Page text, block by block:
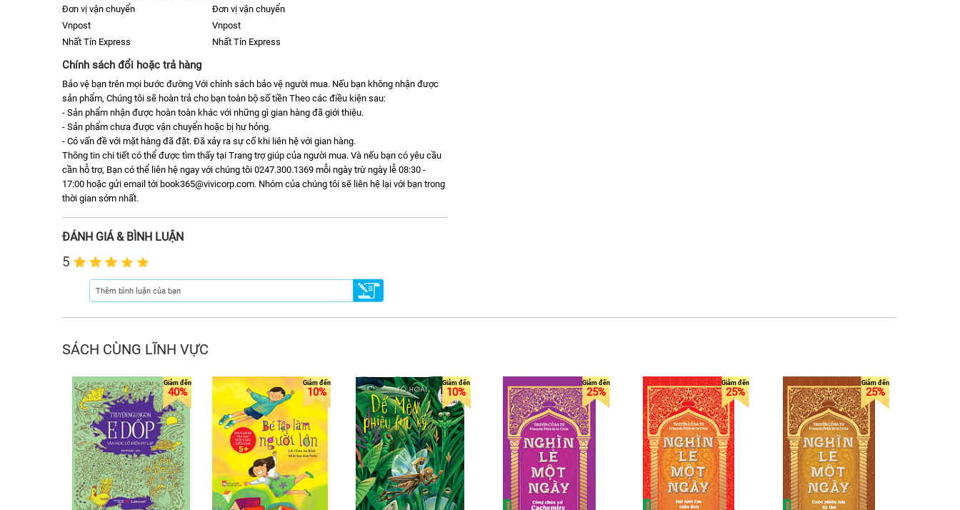
Đơn vị vận chuyển
Vnpost
Nhất Tín Express
Đơn vị vận chuyển
Vnpost
Nhất Tín Express
Chính sách đổi hoặc trả hàng
Bảo vệ bạn trên mọi bước đường Với chính sách bảo vệ người mua. Nếu bạn không nhận được
sản phẩm, Chúng tôi sẽ hoàn trả cho bạn toàn bộ số tiền Theo các điều kiện sau:
- Sản phẩm nhận được hoàn toàn khác với những gì gian hàng đã giới thiệu.
- Sản phẩm chưa được vận chuyển hoặc bị hư hỏng.
- Có vấn đề với mặt hàng đã đặt. Đã xảy ra sự cố khi liên hệ với gian hàng.
Thông tin chi tiết có thể được tìm thấy tại Trang trợ giúp của người mua. Và nếu bạn có yêu cầu
cần hỗ trợ, Bạn có thể liên hệ ngay với chúng tôi 0247.300.1369 mỗi ngày trừ ngày lễ 08:30 -
17:00 hoặc gửi email tới book365@vivicorp.com. Nhóm của chúng tôi sẽ liên hệ lại với bạn trong
thời gian sớm nhất.
ĐÁNH GIÁ & BÌNH LUẬN
5
SÁCH CÙNG LĨNH VỰC
40% 10% 10% 25% 25% 25%